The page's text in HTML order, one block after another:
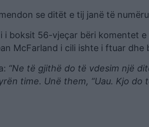
se ditët e tij janë të
i boksit 56-vjeçar bëri komentet
McFarland i cili ishte i ftuar dhe
“Ne të gjithë do të vdesim një
time. Unë them, “Uau. Kjo